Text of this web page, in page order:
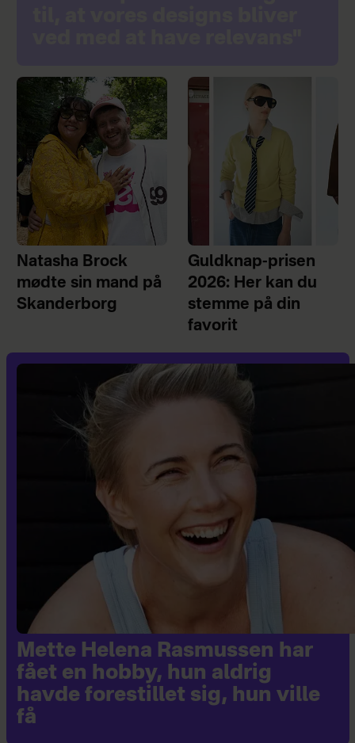
Natasha Brock
mødte sin mand på
Skanderborg
Guldknap-prisen
2026: Her kan du
stemme på din
favorit
Mette Helena Rasmussen har
fået en hobby, hun aldrig
havde forestillet sig, hun ville
få